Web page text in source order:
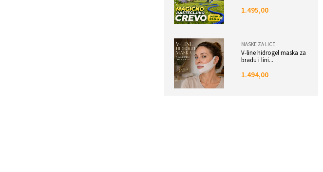
1.495,00
MASKE ZA LICE
V-line hidrogel maska za
bradu i lini...
1.494,00